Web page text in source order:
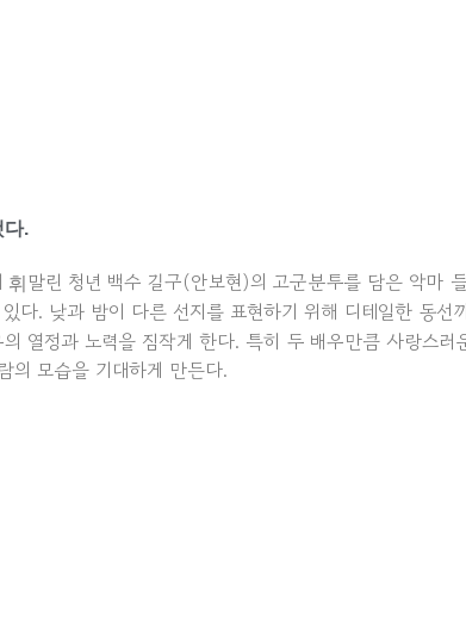
다.
말린 청년 백수 길구(안보현)의 고군분투를 담은 악마
. 낮과 밤이 다른 선지를 표현하기 위해 디테일한 동
열정과 노력을 짐작게 한다. 특히 두 배우만큼 사랑스
의 모습을 기대하게 만든다.